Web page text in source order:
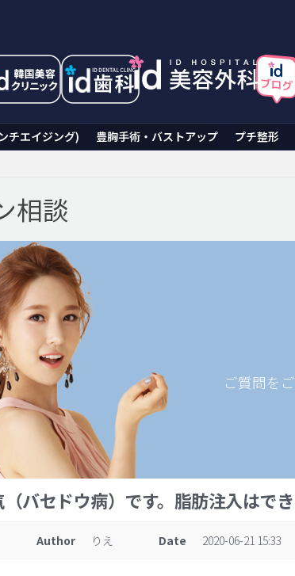
チエイジング) 豊胸手術・バストアップ プチ整形
相談
ご質問を
バセドウ病）です。脂肪注入はで
Author りえ Date 2020-06-21 15:33